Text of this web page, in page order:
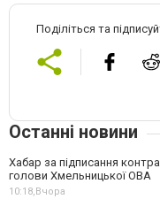
Поділіться та
Останні новини
Хабар за підписання
голови Хмельницької ОВА
10:18, Вчора